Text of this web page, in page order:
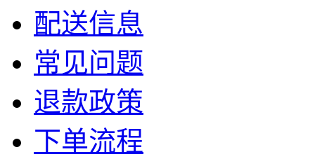
配送信息
常见问题
退款政策
下单流程